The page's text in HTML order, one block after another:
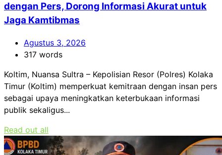
dengan Pers, Dorong Informasi Akurat untuk
Jaga Kamtibmas
Agustus 3, 2026
317 words
Koltim, Nuansa Sultra – Kepolisian Resor (Polres) Kolaka
Timur (Koltim) memperkuat kemitraan dengan insan pers
sebagai upaya meningkatkan keterbukaan informasi
publik sekaligus...
Read out all